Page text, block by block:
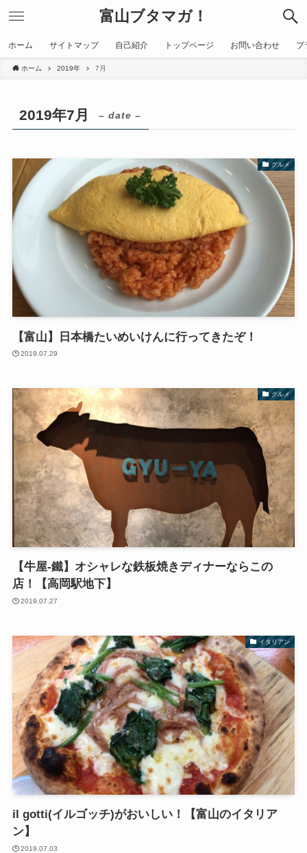
富山ブタマガ！
ホーム サイトマップ 自己紹介 トップページ お問い合わせ プ
ホーム 2019年 7月
2019年7月 – date –
グルメ
【富山】日本橋たいめいけんに行ってきたぞ！
2019.07.29
グルメ
【牛屋-鐵】オシャレな鉄板焼きディナーならこの
店！【高岡駅地下】
2019.07.27
イタリアン
il gotti(イルゴッチ)がおいしい！【富山のイタリア
ン】
2019.07.03